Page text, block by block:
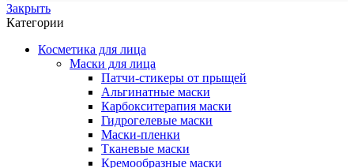
Закрыть
Категории
Косметика для лица
Маски для лица
Патчи-стикеры от прыщей
Альгинатные маски
Карбокситерапия маски
Гидрогелевые маски
Маски-пленки
Тканевые маски
Кремообразные маски